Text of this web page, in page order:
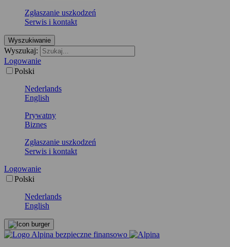
Zgłaszanie uszkodzeń
Serwis i kontakt
Wyszukiwanie
Wyszukaj:
Logowanie
Polski
Nederlands
English
Prywatny
Biznes
Zgłaszanie uszkodzeń
Serwis i kontakt
Logowanie
Polski
Nederlands
English